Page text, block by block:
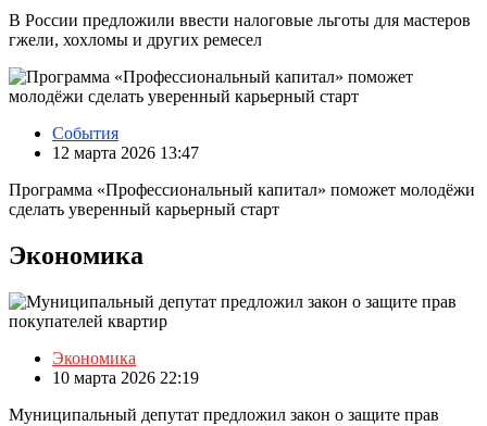
В России предложили ввести налоговые льготы для мастеров
гжели, хохломы и других ремесел
События
12 марта 2026 13:47
Программа «Профессиональный капитал» поможет молодёжи
сделать уверенный карьерный старт
Экономика
Экономика
10 марта 2026 22:19
Муниципальный депутат предложил закон о защите прав